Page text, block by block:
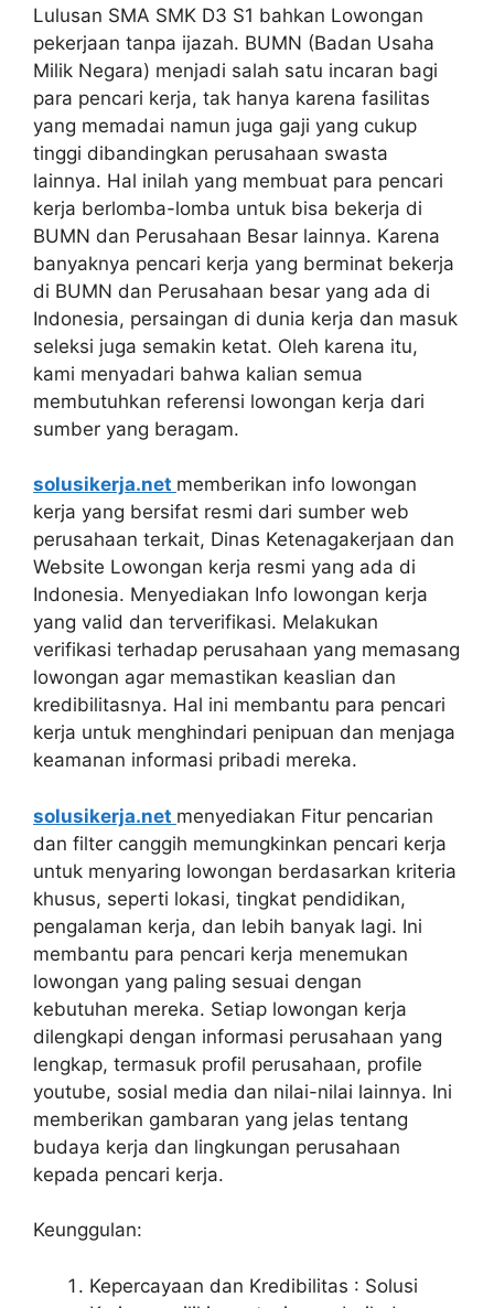
Lulusan SMA SMK D3 S1 bahkan Lowongan
pekerjaan tanpa ijazah. BUMN (Badan Usaha
Milik Negara) menjadi salah satu incaran bagi
para pencari kerja, tak hanya karena fasilitas
yang memadai namun juga gaji yang cukup
tinggi dibandingkan perusahaan swasta
lainnya. Hal inilah yang membuat para pencari
kerja berlomba-lomba untuk bisa bekerja di
BUMN dan Perusahaan Besar lainnya. Karena
banyaknya pencari kerja yang berminat bekerja
di BUMN dan Perusahaan besar yang ada di
Indonesia, persaingan di dunia kerja dan masuk
seleksi juga semakin ketat. Oleh karena itu,
kami menyadari bahwa kalian semua
membutuhkan referensi lowongan kerja dari
sumber yang beragam.
solusikerja.net memberikan info lowongan
kerja yang bersifat resmi dari sumber web
perusahaan terkait, Dinas Ketenagakerjaan dan
Website Lowongan kerja resmi yang ada di
Indonesia. Menyediakan Info lowongan kerja
yang valid dan terverifikasi. Melakukan
verifikasi terhadap perusahaan yang memasang
lowongan agar memastikan keaslian dan
kredibilitasnya. Hal ini membantu para pencari
kerja untuk menghindari penipuan dan menjaga
keamanan informasi pribadi mereka.
solusikerja.net menyediakan Fitur pencarian
dan filter canggih memungkinkan pencari kerja
untuk menyaring lowongan berdasarkan kriteria
khusus, seperti lokasi, tingkat pendidikan,
pengalaman kerja, dan lebih banyak lagi. Ini
membantu para pencari kerja menemukan
lowongan yang paling sesuai dengan
kebutuhan mereka. Setiap lowongan kerja
dilengkapi dengan informasi perusahaan yang
lengkap, termasuk profil perusahaan, profile
youtube, sosial media dan nilai-nilai lainnya. Ini
memberikan gambaran yang jelas tentang
budaya kerja dan lingkungan perusahaan
kepada pencari kerja.
Keunggulan:
Kepercayaan dan Kredibilitas : Solusi